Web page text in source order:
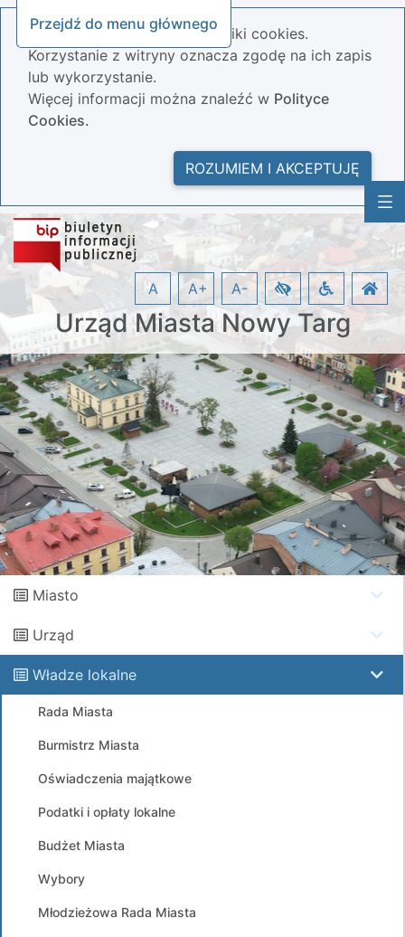
Przejdź do menu głównego
Nasza strona wykorzystuje pliki cookies.
Korzystanie z witryny oznacza zgodę na ich zapis
lub wykorzystanie.
Więcej informacji można znaleźć w Polityce
Cookies.
ROZUMIEM I AKCEPTUJĘ
Urząd Miasta Nowy Targ
A A+ A-
Miasto
Urząd
Władze lokalne
Rada Miasta
Burmistrz Miasta
Oświadczenia majątkowe
Podatki i opłaty lokalne
Budżet Miasta
Wybory
Młodzieżowa Rada Miasta